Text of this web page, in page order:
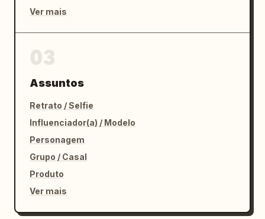
Ver mais
Assuntos
Retrato / Selfie
Influenciador(a) / Modelo
Personagem
Grupo / Casal
Produto
Ver mais